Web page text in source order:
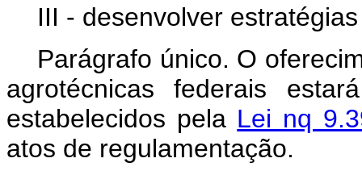
III - desenvolver
Parágrafo único. O
agrotécnicas federais
estabelecidos pela Lei nq
atos de regulamentação.